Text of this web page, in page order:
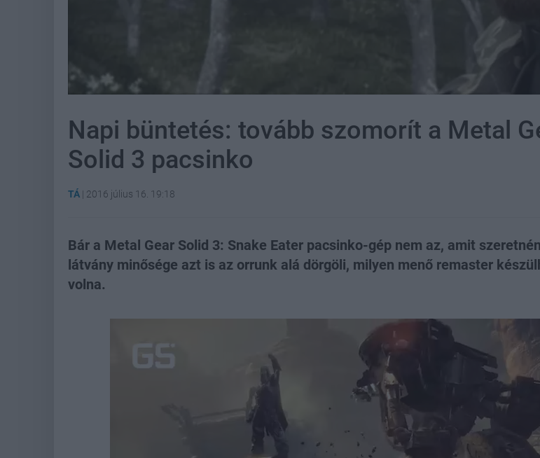
Napi büntetés: tovább szomorít a Metal
Solid 3 pacsinko
TÁ | 2016 július 16. 19:18
Bár a Metal Gear Solid 3: Snake Eater pacsinko-gép nem az, amit
látvány minősége azt is az orrunk alá dörgöli, milyen menő remaster
volna.